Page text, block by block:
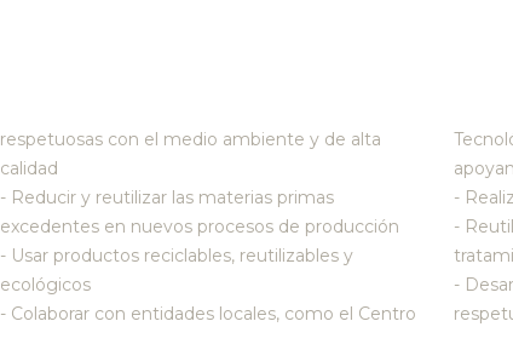
respetuosas con el medio ambiente y de alta
calidad
- Reducir y reutilizar las materias primas
excedentes en nuevos procesos de producción
- Usar productos reciclables, reutilizables y
ecológicos
- Colaborar con entidades locales, como el Centro
-
-
-